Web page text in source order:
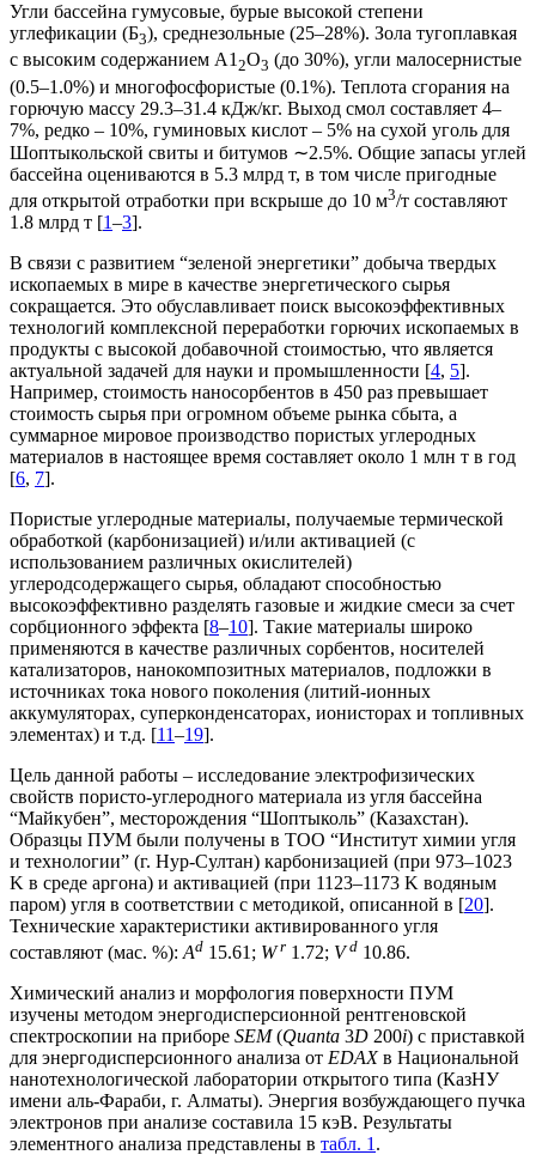
Угли бассейна гумусовые, бурые высокой степени
углефикации (Б3), среднезольные (25–28%). Зола тугоплавкая
с высоким содержанием А1 2О3 (до 30%), угли малосернистые
(0.5–1.0%) и многофосфористые (0.1%). Теплота сгорания на
горючую массу 29.3–31.4 кДж/кг. Выход смол составляет 4–
7%, редко – 10%, гуминовых кислот – 5% на сухой уголь для
Шоптыкольской свиты и битумов ∼2.5%. Общие запасы углей
бассейна оцениваются в 5.3 млрд т, в том числе пригодные
для открытой отработки при вскрыше до 10 м3/т составляют
1.8 млрд т [1–3].
В связи с развитием “зеленой энергетики” добыча твердых
ископаемых в мире в качестве энергетического сырья
сокращается. Это обуславливает поиск высокоэффективных
технологий комплексной переработки горючих ископаемых в
продукты с высокой добавочной стоимостью, что является
актуальной задачей для науки и промышленности [4, 5].
Например, стоимость наносорбентов в 450 раз превышает
стоимость сырья при огромном объеме рынка сбыта, а
суммарное мировое производство пористых углеродных
материалов в настоящее время составляет около 1 млн т в год
[6, 7].
Пористые углеродные материалы, получаемые термической
обработкой (карбонизацией) и/или активацией (с
использованием различных окислителей)
углеродсодержащего сырья, обладают способностью
высокоэффективно разделять газовые и жидкие смеси за счет
сорбционного эффекта [8–10]. Такие материалы широко
применяются в качестве различных сорбентов, носителей
катализаторов, нанокомпозитных материалов, подложки в
источниках тока нового поколения (литий-ионных
аккумуляторах, суперконденсаторах, ионисторах и топливных
элементах) и т.д. [11–19].
Цель данной работы – исследование электрофизических
свойств пористо-углеродного материала из угля бассейна
“Майкубен”, месторождения “Шоптыколь” (Казахстан).
Образцы ПУМ были получены в ТОО “Институт химии угля
и технологии” (г. Нур-Султан) карбонизацией (при 973–1023
K в среде аргона) и активацией (при 1123–1173 K водяным
паром) угля в соответствии с методикой, описанной в [20].
Технические характеристики активированного угля
составляют (мас. %): Ad 15.61; Wr 1.72; Vd 10.86.
Химический анализ и морфология поверхности ПУМ
изучены методом энергодисперсионной рентгеновской
спектроскопии на приборе SEM(Quanta 3D 200i) с приставкой
для энергодисперсионного анализа от EDAXв Национальной
нанотехнологической лаборатории открытого типа (КазНУ
имени аль-Фараби, г. Алматы). Энергия возбуждающего пучка
электронов при анализе составила 15 кэВ. Результаты
элементного анализа представлены в табл. 1 .